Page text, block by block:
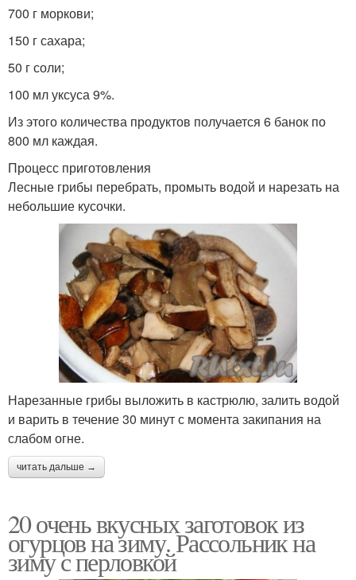
700 г моркови;
150 г сахара;
50 г соли;
100 мл уксуса 9%.
Из этого количества продуктов получается 6 банок по
800 мл каждая.
Процесс приготовления
Лесные грибы перебрать, промыть водой и нарезать на
небольшие кусочки.
Нарезанные грибы выложить в кастрюлю, залить водой
и варить в течение 30 минут с момента закипания на
слабом огне.
читать дальше →
20 очень вкусных заготовок из
огурцов на зиму. Рассольник на
зиму с перловкой